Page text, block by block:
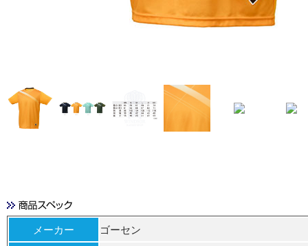
メーカー
ゴーセン